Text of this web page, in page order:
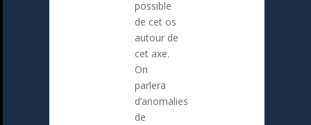
possible
de cet os
autour de
cet axe.
On
parlera
d’anomalies
de